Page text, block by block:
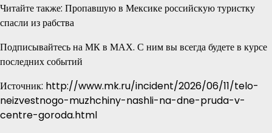
Читайте также: Пропавшую в Мексике российскую туристку
спасли из рабства
Подписывайтесь на МК в МАХ. С ним вы всегда будете в курсе
последних событий
Источник: http://www.mk.ru/incident/2026/06/11/telo-
neizvestnogo-muzhchiny-nashli-na-dne-pruda-v-
centre-goroda.html